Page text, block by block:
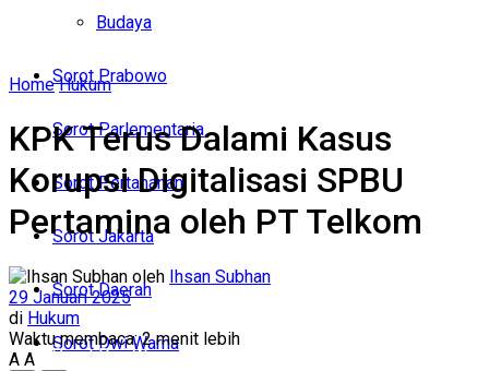
Budaya
Sorot Prabowo
Sorot Parlementaria
Sorot Pertahanan
Sorot Jakarta
Sorot Daerah
Sorot Dwi Warna
Sorot Parlementaria
Sorot Pertahanan
Sorot Daerah
Sorot Dwi Warna
Home Hukum
KPK Terus Dalami Kasus
Korupsi Digitalisasi SPBU
Pertamina oleh PT Telkom
oleh Ihsan Subhan
29 Januari 2025
di Hukum
Waktu membaca: 2 menit lebih
A A